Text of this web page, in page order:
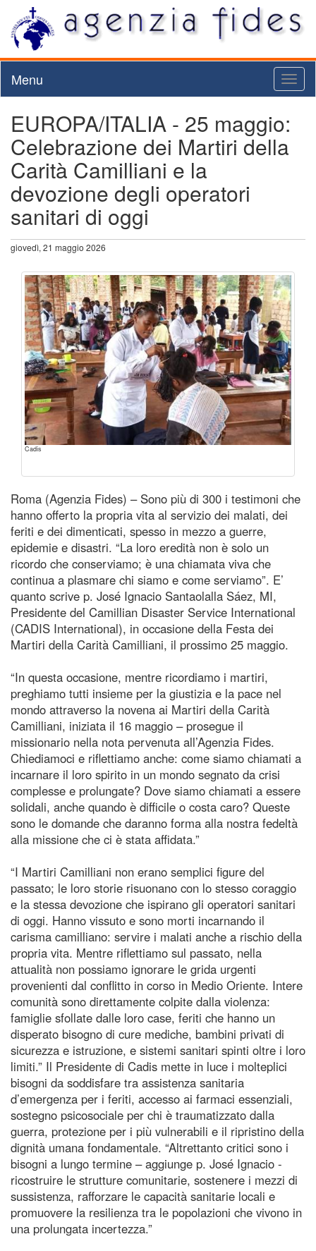
Menu
EUROPA/ITALIA - 25 maggio:
Celebrazione dei Martiri della
Carità Camilliani e la
devozione degli operatori
sanitari di oggi
giovedì, 21 maggio 2026
Cadis
Roma (Agenzia Fides) – Sono più di 300 i testimoni che
hanno offerto la propria vita al servizio dei malati, dei
feriti e dei dimenticati, spesso in mezzo a guerre,
epidemie e disastri. “La loro eredità non è solo un
ricordo che conserviamo; è una chiamata viva che
continua a plasmare chi siamo e come serviamo”. E’
quanto scrive p. José Ignacio Santaolalla Sáez, MI,
Presidente del Camillian Disaster Service International
(CADIS International), in occasione della Festa dei
Martiri della Carità Camilliani, il prossimo 25 maggio.
“In questa occasione, mentre ricordiamo i martiri,
preghiamo tutti insieme per la giustizia e la pace nel
mondo attraverso la novena ai Martiri della Carità
Camilliani, iniziata il 16 maggio – prosegue il
missionario nella nota pervenuta all’Agenzia Fides.
Chiediamoci e riflettiamo anche: come siamo chiamati a
incarnare il loro spirito in un mondo segnato da crisi
complesse e prolungate? Dove siamo chiamati a essere
solidali, anche quando è difficile o costa caro? Queste
sono le domande che daranno forma alla nostra fedeltà
alla missione che ci è stata affidata.”
“I Martiri Camilliani non erano semplici figure del
passato; le loro storie risuonano con lo stesso coraggio
e la stessa devozione che ispirano gli operatori sanitari
di oggi. Hanno vissuto e sono morti incarnando il
carisma camilliano: servire i malati anche a rischio della
propria vita. Mentre riflettiamo sul passato, nella
attualità non possiamo ignorare le grida urgenti
provenienti dal conflitto in corso in Medio Oriente. Intere
comunità sono direttamente colpite dalla violenza:
famiglie sfollate dalle loro case, feriti che hanno un
disperato bisogno di cure mediche, bambini privati di
sicurezza e istruzione, e sistemi sanitari spinti oltre i loro
limiti.” Il Presidente di Cadis mette in luce i molteplici
bisogni da soddisfare tra assistenza sanitaria
d’emergenza per i feriti, accesso ai farmaci essenziali,
sostegno psicosociale per chi è traumatizzato dalla
guerra, protezione per i più vulnerabili e il ripristino della
dignità umana fondamentale. “Altrettanto critici sono i
bisogni a lungo termine – aggiunge p. José Ignacio -
ricostruire le strutture comunitarie, sostenere i mezzi di
sussistenza, rafforzare le capacità sanitarie locali e
promuovere la resilienza tra le popolazioni che vivono in
una prolungata incertezza.”